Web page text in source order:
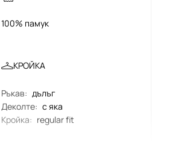
100% памук
КРОЙКА
Ръкав: дълъг
Деколте: с яка
Кройка: regular fit